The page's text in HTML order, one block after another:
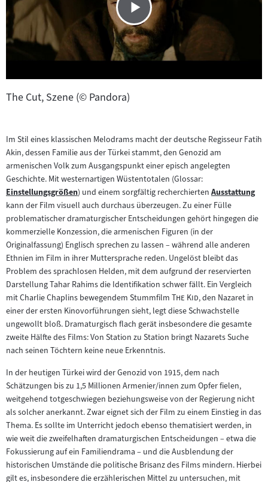
The Cut, Szene (© Pandora)
Im Stil eines klassischen Melodrams macht der deutsche Regisseur Fatih
Akin, dessen Familie aus der Türkei stammt, den Genozid am
armenischen Volk zum Ausgangspunkt einer episch angelegten
Geschichte. Mit westernartigen Wüstentotalen (Glossar:
Zum
Inhalt:
Einstellungsgrößen) und einem sorgfältig recherchierten Zum
Inhalt:
Ausstattung
kann der Film visuell auch durchaus überzeugen. Zu einer Fülle
problematischer dramaturgischer Entscheidungen gehört hingegen die
kommerzielle Konzession, die armenischen Figuren (in der
Originalfassung) Englisch sprechen zu lassen – während alle anderen
Ethnien im Film in ihrer Muttersprache reden. Ungelöst bleibt das
Problem des sprachlosen Helden, mit dem aufgrund der reservierten
Darstellung Tahar Rahims die Identifikation schwer fällt. Ein Vergleich
mit Charlie Chaplins bewegendem Stummfilm "
The Kid", den Nazaret in
einer der ersten Kinovorführungen sieht, legt diese Schwachstelle
ungewollt bloß. Dramaturgisch flach gerät insbesondere die gesamte
zweite Hälfte des Films: Von Station zu Station bringt Nazarets Suche
nach seinen Töchtern keine neue Erkenntnis.
In der heutigen Türkei wird der Genozid von 1915, dem nach
Schätzungen bis zu 1,5 Millionen Armenier/innen zum Opfer fielen,
weitgehend totgeschwiegen beziehungsweise von der Regierung nicht
als solcher anerkannt. Zwar eignet sich der Film zu einem Einstieg in das
Thema. Es sollte im Unterricht jedoch ebenso thematisiert werden, in
wie weit die zweifelhaften dramaturgischen Entscheidungen – etwa die
Fokussierung auf ein Familiendrama – und die Ausblendung der
historischen Umstände die politische Brisanz des Films mindern. Hierbei
gilt es, insbesondere die erzählerischen Mittel zu untersuchen, mit